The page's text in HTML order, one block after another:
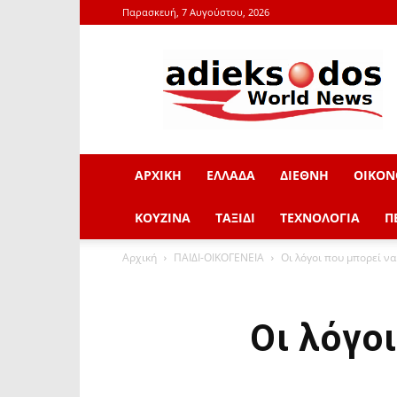
Παρασκευή, 7 Αυγούστου, 2026
adieksodos.gr
ΑΡΧΙΚΗ ΕΛΛΑΔΑ ΔΙΕΘΝΗ
ΚΟΥΖΙΝΑ ΤΑΞΙΔΙ ΤΕΧΝΟΛΟΓΙΑ
Αρχική ΠΑΙΔΙ-ΟΙΚΟΓΕΝΕΙΑ Οι λόγοι που μπορεί
Οι